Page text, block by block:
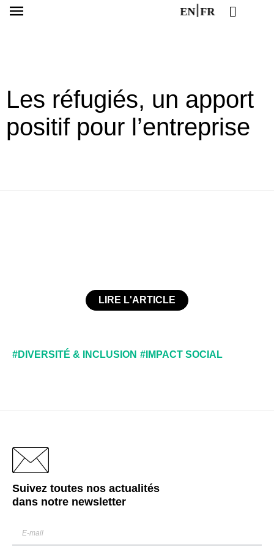
EN FR
Les réfugiés, un apport
positif pour l’entreprise
LIRE L'ARTICLE
#DIVERSITÉ & INCLUSION #IMPACT SOCIAL
Suivez toutes nos actualités
dans notre newsletter